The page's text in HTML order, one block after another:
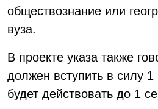
обществознание или
вуза.
В проекте указа также
должен вступить в силу 1
будет действовать до 1